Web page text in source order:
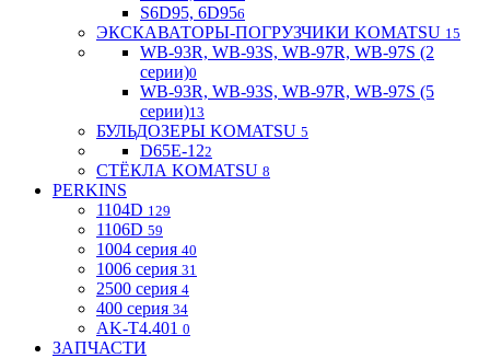
S6D95, 6D956
ЭКСКАВАТОРЫ-ПОГРУЗЧИКИ KOMATSU 15
WB-93R, WB-93S, WB-97R, WB-97S (2
серии)0
WB-93R, WB-93S, WB-97R, WB-97S (5
серии)13
БУЛЬДОЗЕРЫ KOMATSU 5
D65E-122
СТЁКЛА KOMATSU 8
PERKINS
1104D 129
1106D 59
1004 серия 40
1006 серия 31
2500 серия 4
400 серия 34
AK-T4.401 0
ЗАПЧАСТИ